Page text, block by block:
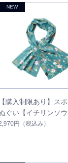
【購入制限あり】ス
ぐい【イチリンソウ
円 （税込み）